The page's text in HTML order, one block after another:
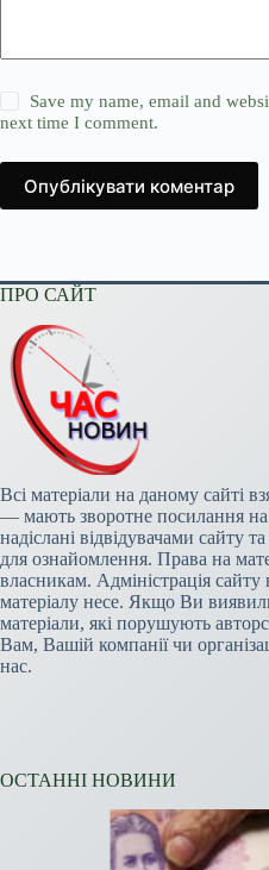
Save my name, email and
next time I comment.
Опублікувати коментар
ПРО САЙТ
Всі матеріали на даному сайті
— мають зворотне посилання на
надіслані відвідувачами сайту
для ознайомлення. Права на
власникам. Адміністрація сайту
матеріалу несе. Якщо Ви
матеріали, які порушують
Вам, Вашій компанії чи
нас.
ОСТАННІ НОВИНИ